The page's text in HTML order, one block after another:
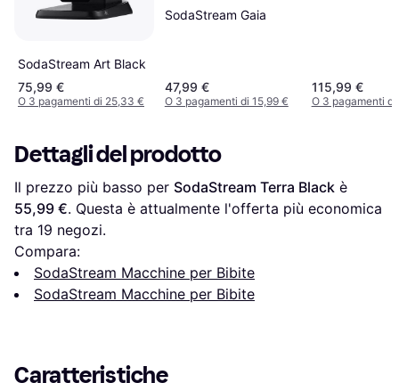
SodaStream Art Black
75,99 €
O 3 pagamenti di 25,33 €
SodaStream Gaia
47,99 €
O 3 pagamenti di 15,99 €
115,99 €
O 3 pagamenti
Dettagli del prodotto
Il prezzo più basso per SodaStream Terra Black
55,99 €. Questa è attualmente l'offerta più economica
tra 19 negozi.
Compara:
SodaStream Macchine per Bibite
SodaStream Macchine per Bibite
Caratteristiche